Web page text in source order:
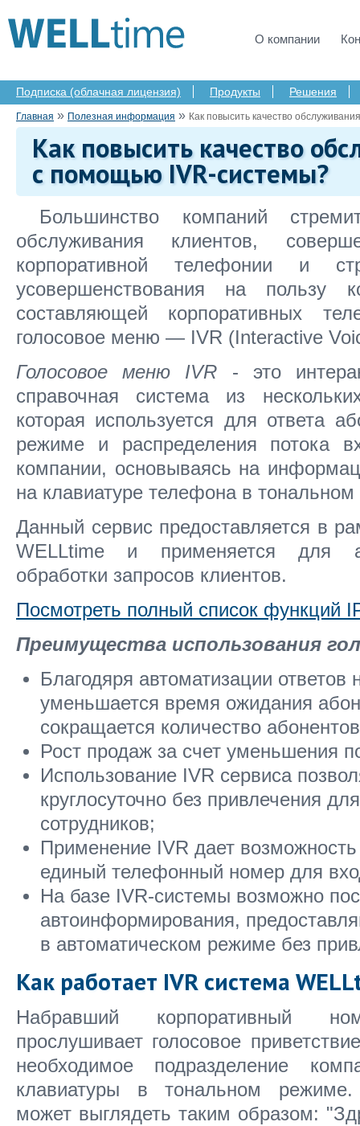
О компании
Подписка (облачная лицензия) Продукты Решения
Главная » Полезная информация » Как повысить качество
Как повысить качество
с помощью IVR-системы?
Большинство компаний
обслуживания клиентов,
корпоративной телефонии и
усовершенствования на пользу
составляющей корпоративных
голосовое меню — IVR (Interactive
Голосовое меню IVR - это
справочная система из
которая используется для ответа
режиме и распределения потока
компании, основываясь на
на клавиатуре телефона в
Данный сервис предоставляется в
WELLtime и применяется для
обработки запросов клиентов.
Посмотреть полный список функций
Преимущества использования
Благодяря автоматизации
уменьшается время ожидания
сокращается количество
Рост продаж за счет уменьшения
Использование IVR сервиса
круглосуточно без привлечения
сотрудников;
Применение IVR дает
единый телефонный номер для
На базе IVR-системы возможно
автоинформирования,
в автоматическом режиме без
Как работает IVR система
Набравший корпоративный
прослушивает голосовое
необходимое подразделение
клавиатуры в тональном режиме.
может выглядеть таким образом: